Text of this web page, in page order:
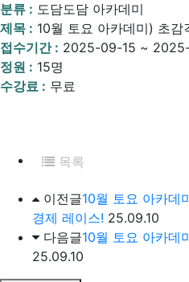
분류 : 도담도담 아카데미
제목 : 10월 토요 아카데미) 초
접수기간 : 2025-09-15 ~
정원 : 15명
수강료 : 무료
목록
이전글10월 토요 아카데
경제 레이스! 25.09.10
다음글10월 토요 아카데
25.09.10